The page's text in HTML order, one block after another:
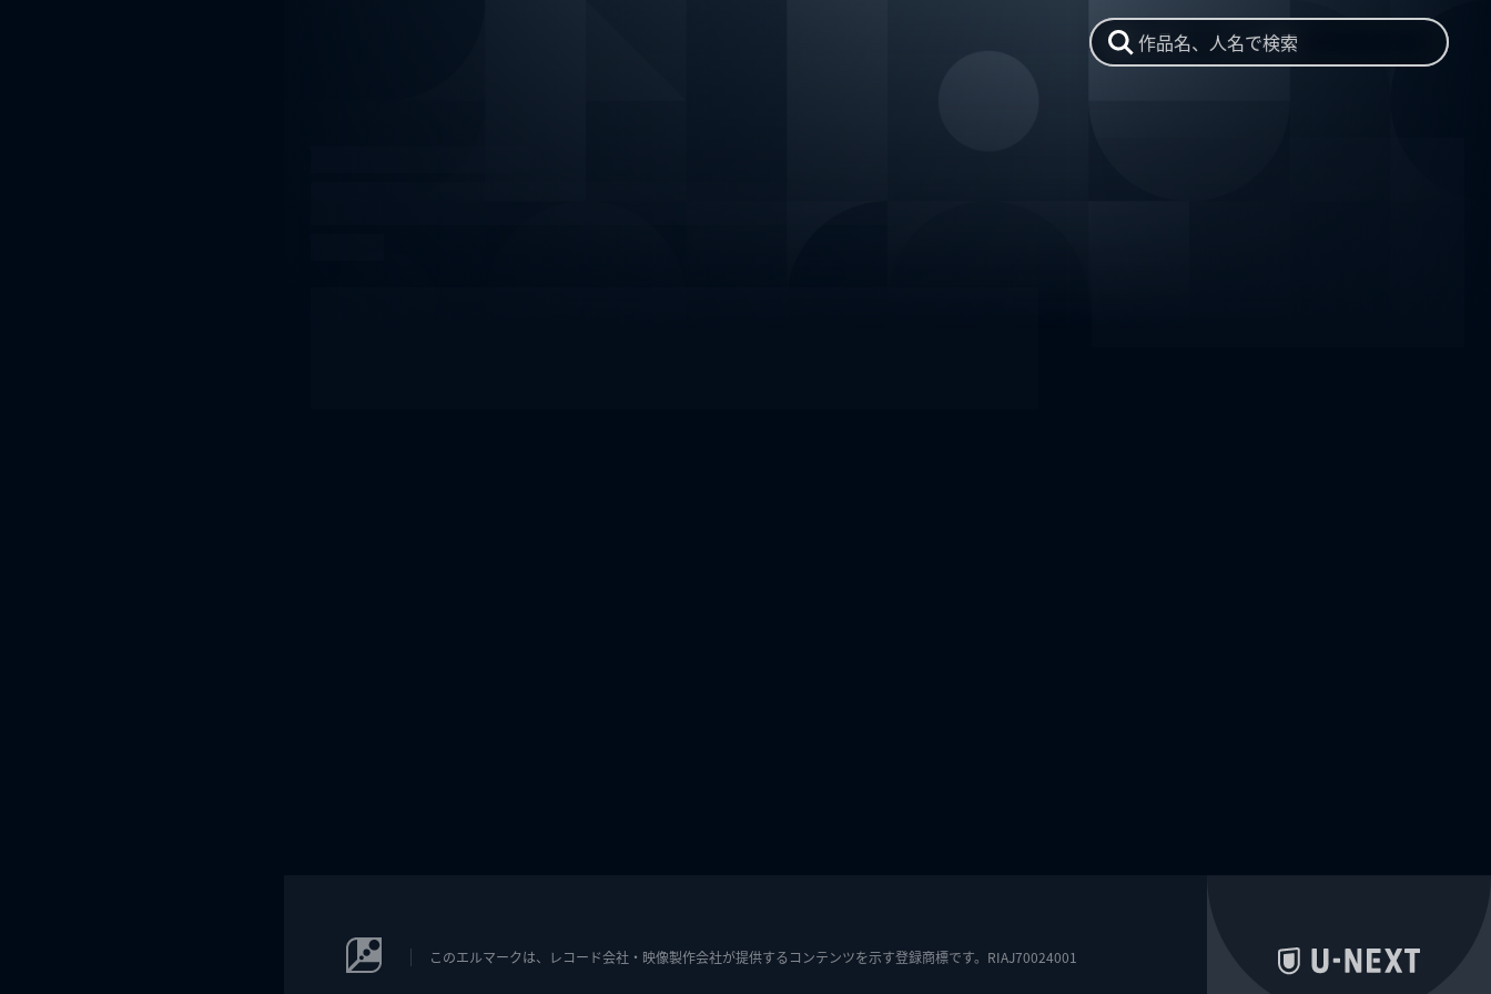
作品名、人名で検索
このエルマークは、レコード会社・映像製作会社が提供するコンテンツを示す登録商標です。RIAJ70024001